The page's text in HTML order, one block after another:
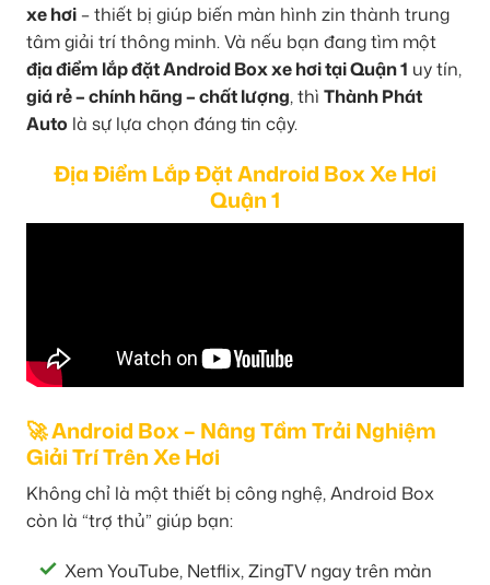
xe hơi – thiết bị giúp biến màn hình zin thành trung
tâm giải trí thông minh. Và nếu bạn đang tìm một
địa điểm lắp đặt Android Box xe hơi tại Quận 1 uy tín,
giá rẻ – chính hãng – chất lượng, thì Thành Phát
Auto là sự lựa chọn đáng tin cậy.
Địa Điểm Lắp Đặt Android Box Xe Hơi
Quận 1
🚀 Android Box – Nâng Tầm Trải Nghiệm
Giải Trí Trên Xe Hơi
Không chỉ là một thiết bị công nghệ, Android Box
còn là “trợ thủ” giúp bạn:
Xem YouTube, Netflix, ZingTV ngay trên màn